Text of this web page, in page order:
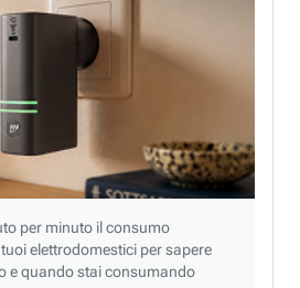
per minuto il consumo
elettrodomestici per sapere
e quando stai consumando